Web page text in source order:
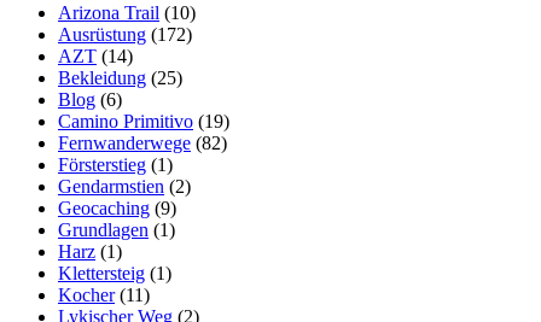
Küstenroute
(Via
Mare)
Arizona Trail (10)
Ausrüstung (172)
AZT (14)
Bekleidung (25)
Blog (6)
Camino Primitivo (19)
Fernwanderwege (82)
Försterstieg (1)
Gendarmstien (2)
Geocaching (9)
Grundlagen (1)
Harz (1)
Klettersteig (1)
Kocher(11)
Lykischer Weg (2)